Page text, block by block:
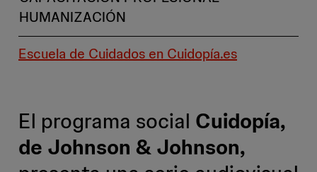
HUMANIZACIÓN
Escuela de Cuidados en Cuidopía.es
El programa social Cuidopía,
de Johnson & Johnson,